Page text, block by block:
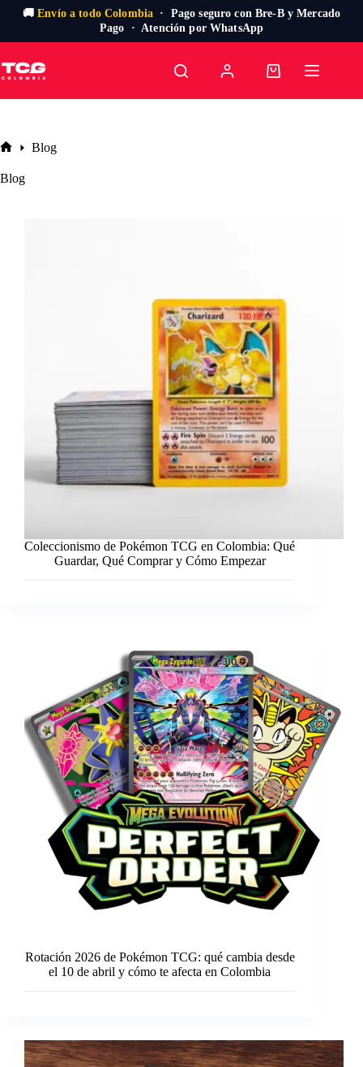
🚚Envío a todo Colombia · Pago seguro con Bre-B y Mercado
Pago · Atención por WhatsApp
al
contenido
Carro
Blog
Blog
Coleccionismo de Pokémon TCG en Colombia: Qué
Guardar, Qué Comprar y Cómo Empezar
Rotación 2026 de Pokémon TCG: qué cambia desde
el 10 de abril y cómo te afecta en Colombia